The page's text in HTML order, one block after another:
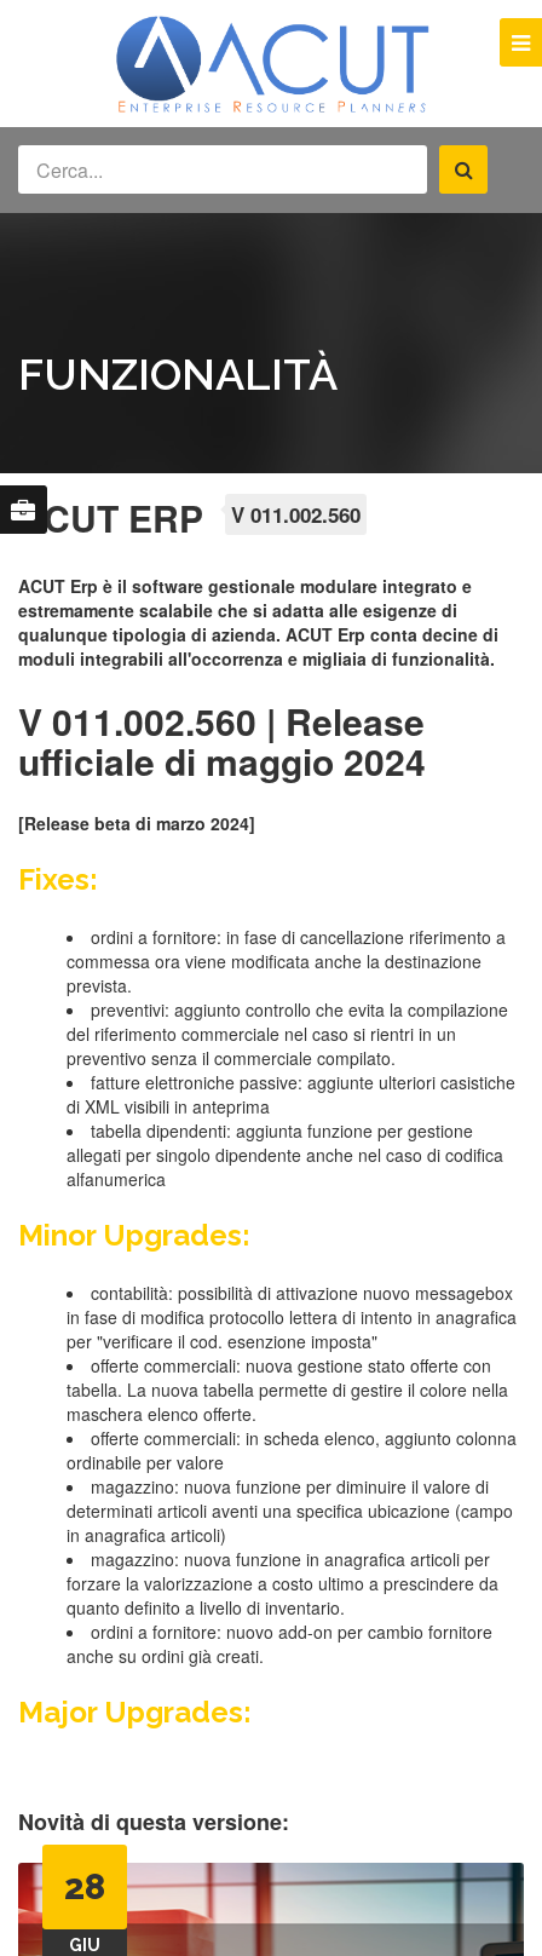
FUNZIONALITÀ
ACUT ERP V 011.002.560
ACUT Erp è il software gestionale modulare integrato e
estremamente scalabile che si adatta alle esigenze di
qualunque tipologia di azienda. ACUT Erp conta decine di
moduli integrabili all'occorrenza e migliaia di funzionalità.
V 011.002.560 | Release
ufficiale di maggio 2024
[Release beta di marzo 2024]
Fixes:
ordini a fornitore: in fase di cancellazione riferimento a
commessa ora viene modificata anche la destinazione
prevista.
preventivi: aggiunto controllo che evita la compilazione
del riferimento commerciale nel caso si rientri in un
preventivo senza il commerciale compilato.
fatture elettroniche passive: aggiunte ulteriori casistiche
di XML visibili in anteprima
tabella dipendenti: aggiunta funzione per gestione
allegati per singolo dipendente anche nel caso di codifica
alfanumerica
Minor Upgrades:
contabilità: possibilità di attivazione nuovo messagebox
in fase di modifica protocollo lettera di intento in anagrafica
per "verificare il cod. esenzione imposta"
offerte commerciali: nuova gestione stato offerte con
tabella. La nuova tabella permette di gestire il colore nella
maschera elenco offerte.
offerte commerciali: in scheda elenco, aggiunto colonna
ordinabile per valore
magazzino: nuova funzione per diminuire il valore di
determinati articoli aventi una specifica ubicazione (campo
in anagrafica articoli)
magazzino: nuova funzione in anagrafica articoli per
forzare la valorizzazione a costo ultimo a prescindere da
quanto definito a livello di inventario.
ordini a fornitore: nuovo add-on per cambio fornitore
anche su ordini già creati.
Major Upgrades:
Novità di questa versione:
28
GIU